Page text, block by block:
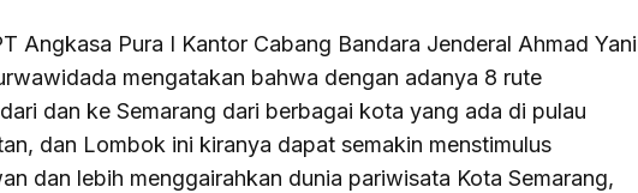
Angkasa Pura I Kantor Cabang Bandara Jenderal Ahmad Yani
mengatakan bahwa dengan adanya 8 rute
dan ke Semarang dari berbagai kota yang ada di pulau
dan Lombok ini kiranya dapat semakin menstimulus
dan lebih menggairahkan dunia pariwisata Kota Semarang,